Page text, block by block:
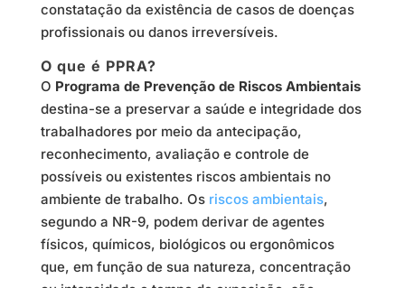
constatação da existência de casos de doenças
profissionais ou danos irreversíveis.
O que é PPRA?
O Programa de Prevenção de Riscos Ambientais
destina-se a preservar a saúde e integridade dos
trabalhadores por meio da antecipação,
reconhecimento, avaliação e controle de
possíveis ou existentes riscos ambientais no
ambiente de trabalho. Os riscos ambientais,
segundo a NR-9, podem derivar de agentes
físicos, químicos, biológicos ou ergonômicos
que, em função de sua natureza, concentração